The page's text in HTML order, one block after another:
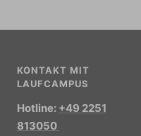
KONTAKT MIT
LAUFCAMPUS
Hotline: +49 2251
813050